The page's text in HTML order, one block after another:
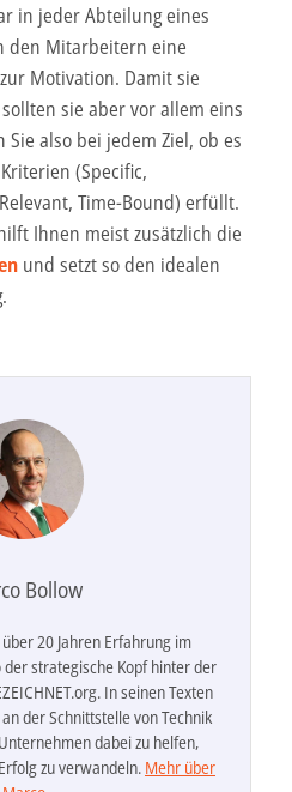
in jeder Abteilung eines
den Mitarbeitern eine
Motivation. Damit sie
sie aber vor allem eins
Sie also bei jedem Ziel, ob es
(Specific,
Time-Bound) erfüllt.
Ihnen meist zusätzlich die
und setzt so den idealen
Bollow
20 Jahren Erfahrung im
strategische Kopf hinter der
In seinen Texten
der Schnittstelle von Technik
dabei zu helfen,
zu verwandeln. Mehr über